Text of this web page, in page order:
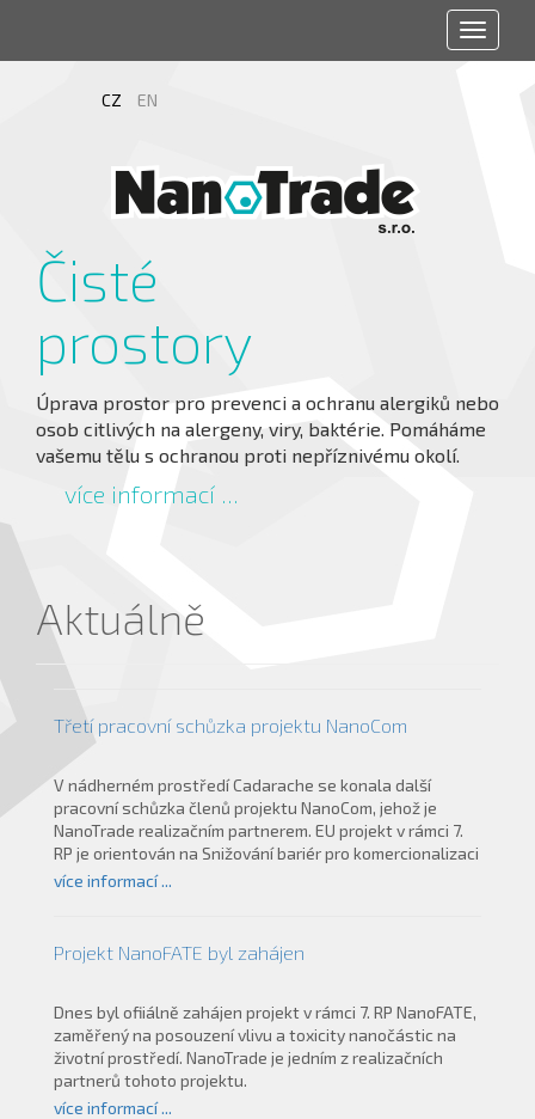
CZ EN
Čisté
prostory
Úprava prostor pro prevenci a ochranu alergiků nebo
osob citlivých na alergeny, viry, baktérie. Pomáháme
vašemu tělu s ochranou proti nepříznivému okolí.
více informací ...
Aktuálně
Třetí pracovní schůzka projektu NanoCom
V nádherném prostředí Cadarache se konala další
pracovní schůzka členů projektu NanoCom, jehož je
NanoTrade realizačním partnerem. EU projekt v rámci 7.
RP je orientován na Snižování bariér pro komercionalizaci
nanotechnologií přes otevřené inovace.
více informací ...
Projekt NanoFATE byl zahájen
Dnes byl ofiiálně zahájen projekt v rámci 7. RP NanoFATE,
zaměřený na posouzení vlivu a toxicity nanočástic na
životní prostředí. NanoTrade je jedním z realizačních
partnerů tohoto projektu.
více informací ...
Toggle